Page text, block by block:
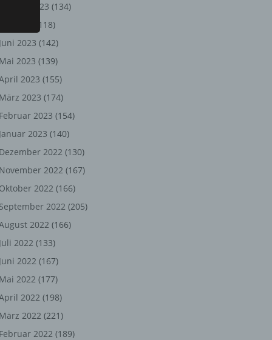
August 2023 (134)
(118)
Juni 2023 (142)
Mai 2023 (139)
2023 (155)
März 2023 (174)
Februar 2023 (154)
Januar 2023 (140)
Dezember 2022 (130)
November 2022 (167)
Oktober 2022 (166)
September 2022 (205)
2022 (166)
Juli 2022 (133)
Juni 2022 (167)
Mai 2022 (177)
2022 (198)
März 2022 (221)
Februar 2022 (189)
oder